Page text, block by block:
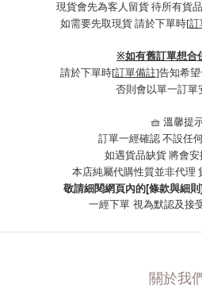
現貨會先為客人留貨 待所有貨
如需要先取現貨 請於下單時[訂
※如有舊訂單想合
請於下單時[訂單備註]告知希
否則會以單一訂單
🧺 溫馨提
訂單一經確認 不設任
如遇貨品缺貨 將會
本店純屬代購性質並非代理
敬請細閱網頁內的[條款與細
一經下單 視為默認及接
關於我